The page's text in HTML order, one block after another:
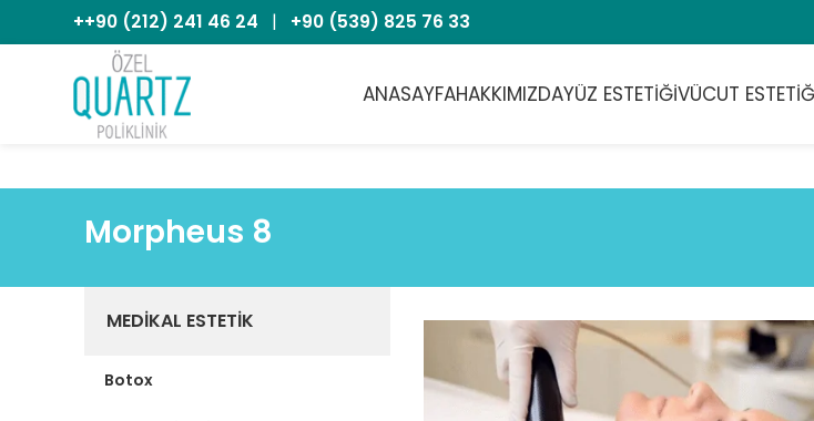
++90 (212) 241 46 24 | +90 (539) 825 76 33
ANASAYFAHAKKIMIZDAYÜZ ESTETIĞIVÜCUT
Morpheus 8
MEDIKAL ESTETIK
Botox